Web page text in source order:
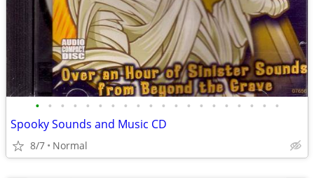
• • • • • • • • • • • • • • • • • • • •
Spooky Sounds and Music CD
8/7 Normal